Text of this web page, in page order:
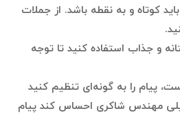
کوتاه و به نقطه باشد. از جملات
و جذاب استفاده کنید تا توجه
پیام را به گونه‌ای تنظیم کنید
مهندس شاکری احساس کند پیام